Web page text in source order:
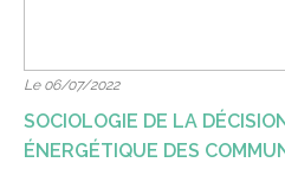
Le 06/07/2022
SOCIOLOGIE DE LA
ÉNERGÉTIQUE DES